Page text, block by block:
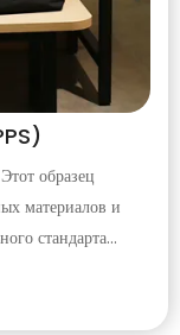
образец
материалов и
стандарта